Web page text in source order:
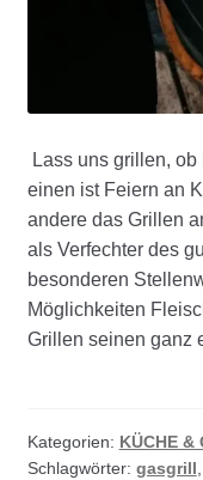
Lass uns grillen,
einen ist Feiern an
andere das Grillen
als Verfechter des
besonderen
Möglichkeiten
Grillen seinen ganz
Kategorien: KÜCHE &
Schlagwörter: gasgrill,